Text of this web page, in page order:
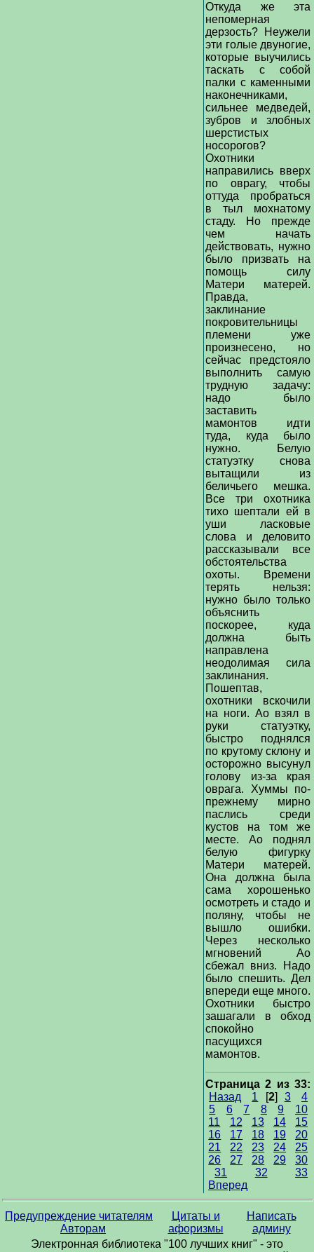
Откуда же эта
непомерная
дерзость? Неужели
эти голые двуногие,
которые выучились
таскать с собой
палки с каменными
наконечниками,
сильнее медведей,
зубров и злобных
шерстистых
носорогов?
Охотники
направились вверх
по оврагу, чтобы
оттуда пробраться
в тыл мохнатому
стаду. Но прежде
чем начать
действовать, нужно
было призвать на
помощь силу
Матери матерей.
Правда,
заклинание
покровительницы
племени уже
произнесено, но
сейчас предстояло
выполнить самую
трудную задачу:
надо было
заставить
мамонтов идти
туда, куда было
нужно. Белую
статуэтку снова
вытащили из
беличьего мешка.
Все три охотника
тихо шептали ей в
уши ласковые
слова и деловито
рассказывали все
обстоятельства
охоты. Времени
терять нельзя:
нужно было только
объяснить
поскорее, куда
должна быть
направлена
неодолимая сила
заклинания.
Пошептав,
охотники вскочили
на ноги. Ао взял в
руки статуэтку,
быстро поднялся
по крутому склону и
осторожно высунул
голову из-за края
оврага. Хуммы по-
прежнему мирно
паслись среди
кустов на том же
месте. Ао поднял
белую фигурку
Матери матерей.
Она должна была
сама хорошенько
осмотреть и стадо и
поляну, чтобы не
вышло ошибки.
Через несколько
мгновений Ао
сбежал вниз. Надо
было спешить. Дел
впереди еще много.
Охотники быстро
зашагали в обход
спокойно
пасущихся
мамонтов.
Страница 2 из 33:
Назад
1 [2] 3
4
5
6 7 8 9
10
11
12 13 14
15
16
17 18 19
20
21
22 23 24
25
26
27 28 29
30
31
32
33
Вперед
Предупреждение читателям
Авторам
Цитаты и
афоризмы
Написать
админу
Электронная библиотека "100 лучших книг" - это